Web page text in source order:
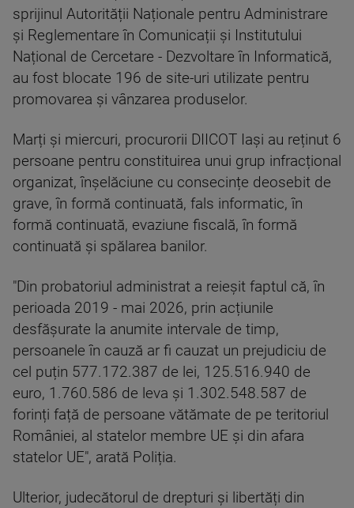
sprijinul Autorității Naționale pentru Administrare
și Reglementare în Comunicații și Institutului
Național de Cercetare - Dezvoltare în Informatică,
au fost blocate 196 de site-uri utilizate pentru
promovarea și vânzarea produselor.
Marți și miercuri, procurorii DIICOT Iași au reținut 6
persoane pentru constituirea unui grup infracțional
organizat, înșelăciune cu consecințe deosebit de
grave, în formă continuată, fals informatic, în
formă continuată, evaziune fiscală, în formă
continuată și spălarea banilor.
"Din probatoriul administrat a reieșit faptul că, în
perioada 2019 - mai 2026, prin acțiunile
desfășurate la anumite intervale de timp,
persoanele în cauză ar fi cauzat un prejudiciu de
cel puțin 577.172.387 de lei, 125.516.940 de
euro, 1.760.586 de leva și 1.302.548.587 de
forinți față de persoane vătămate de pe teritoriul
României, al statelor membre UE și din afara
statelor UE", arată Poliția.
Ulterior, judecătorul de drepturi și libertăți din